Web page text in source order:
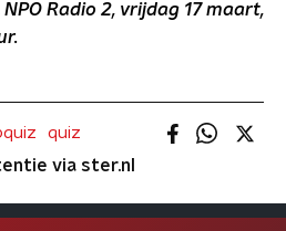
Radio 2, vrijdag 17 maart,
quiz
via ster.nl